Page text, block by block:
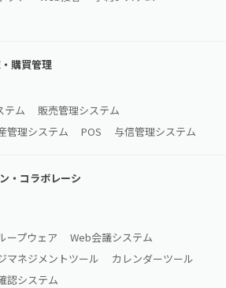
購買管理
テム
販売管理システム
管理システム POS 与信管理システム
・コラボレーシ
ープウェア
Web会議システム
マネジメントツール
カレンダーツール
認システム